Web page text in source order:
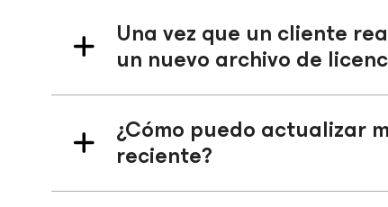
Una vez que un cliente
un nuevo archivo de
¿Cómo puedo actualizar
reciente?